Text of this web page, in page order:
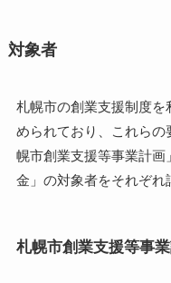
対象者
札幌市の創業支援制度
められており、これら
幌市創業支援等事業計
金」の対象者をそれぞれ
札幌市創業支援等事